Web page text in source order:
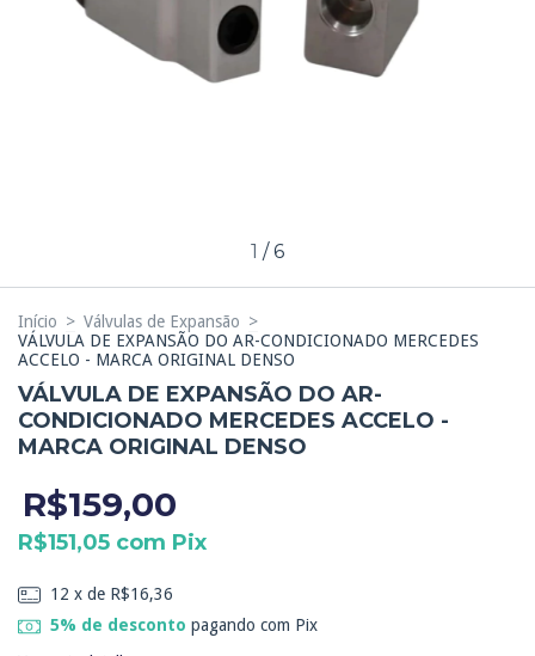
1 /6
Início > Válvulas de Expansão >
VÁLVULA DE EXPANSÃO DO AR-CONDICIONADO MERCEDES
ACCELO - MARCA ORIGINAL DENSO
VÁLVULA DE EXPANSÃO DO AR-
CONDICIONADO MERCEDES ACCELO -
MARCA ORIGINAL DENSO
R$159,00
R$151,05 com Pix
12 x de R$16,36
5% de desconto pagando com Pix